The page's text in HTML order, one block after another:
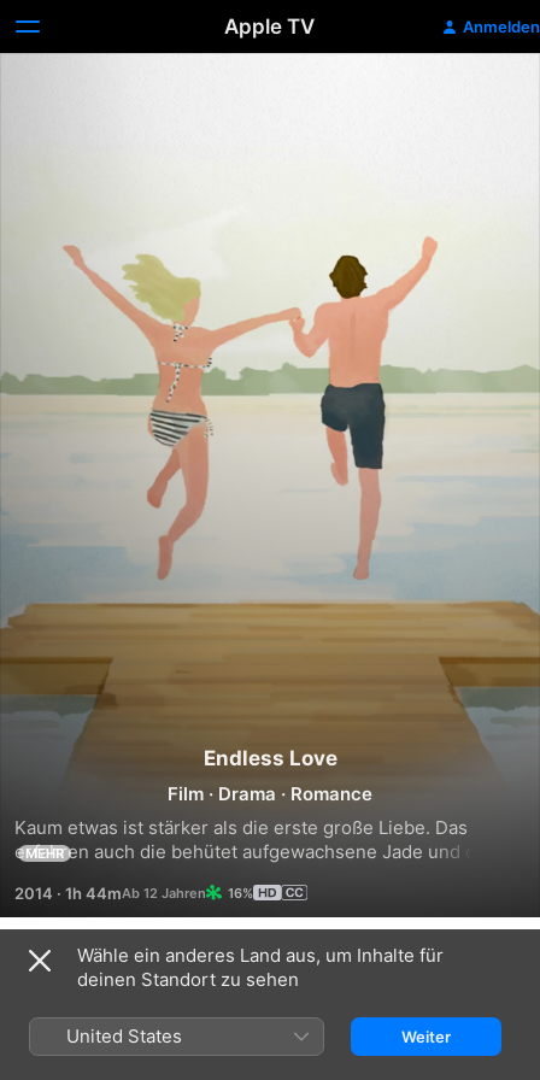
Apple TV Anmelden
Endless Love
Film · Drama · Romance
Kaum etwas ist stärker als die erste große Liebe. Das
erfahren auch die behütet aufgewachsene Jade und der
schnell grenzenlose Leidenschaft. Doch Intrigen und ein
dunkles Geheimnis aus Davids Vergangenheit stellen das
Paar auf eine harte Probe. Wird die junge Liebe daran
scheitern? Superstar Alex Pettyfer (Magic Mike) und
wunderschönen und dramatischen Liebesgeschichte, die
auf dem gleichnamigen Erfolgsroman von Scott Spencer
MEHR
2014 · 1h 44m 16%
Trailer
Wähle ein anderes Land aus, um Inhalte für
deinen Standort zu sehen
United States Weiter